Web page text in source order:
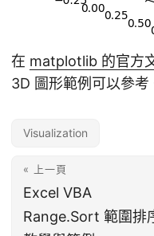
在 matplotlib 的官方
3D 圖形範例可以參考
Visualization
« 上一頁
Excel VBA
Range.Sort 範圍排